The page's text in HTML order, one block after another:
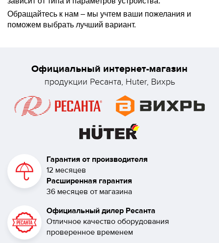
Обращайтесь к нам – мы учтем ваши пожелания и
поможем выбрать лучший вариант.
Официальный интернет-магазин
продукции Ресанта, Huter, Вихрь
Гарантия от производителя
12 месяцев
Расширенная гарантия
36 месяцев от магазина
Официальный дилер Ресанта
Отличное качество оборудования
проверенное временем